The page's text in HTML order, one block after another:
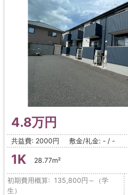
4.8万円
共益費: 2000円 敷金/礼金: - / -
1K 28.77m²
初期費用概算: 135,800円～（学
生）